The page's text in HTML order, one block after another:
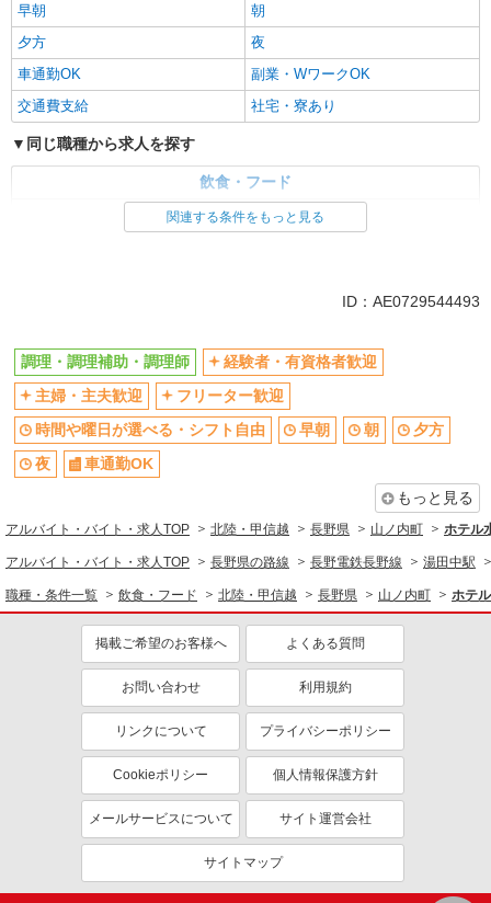
早朝
朝
夕方
夜
車通勤OK
副業・WワークOK
交通費支給
社宅・寮あり
同じ職種から求人を探す
飲食・フード
調理・調理補助・調理師関連する条件をもっと見る
ID：AE0729544493
調理・調理補助・調理師
経験者・有資格者歓迎
主婦・主夫歓迎
フリーター歓迎
時間や曜日が選べる・シフト自由
早朝 朝
夕方
夜
車通勤OK
もっと見る
アルバイト・バイト・求人TOP 北陸・甲信越 長野県 山ノ内町 ホテル
アルバイト・バイト・求人TOP 長野県の路線 長野電鉄長野線 湯田中駅
職種・条件一覧 飲食・フード 北陸・甲信越 長野県 山ノ内町 ホテ
掲載ご希望のお客様へ よくある質問
お問い合わせ 利用規約
リンクについて プライバシーポリシー
Cookieポリシー 個人情報保護方針
メールサービスについて サイト運営会社
サイトマップ